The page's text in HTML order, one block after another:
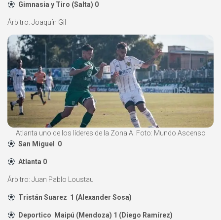
Gimnasia y Tiro (Salta) 0
Árbitro: Joaquín Gil
Atlanta uno de los líderes de la Zona A. Foto: Mundo Ascenso
San Miguel 0
Atlanta 0
Árbitro: Juan Pablo Loustau
Tristán Suarez 1 (Alexander Sosa)
Deportico Maipú (Mendoza) 1 (Diego Ramírez)